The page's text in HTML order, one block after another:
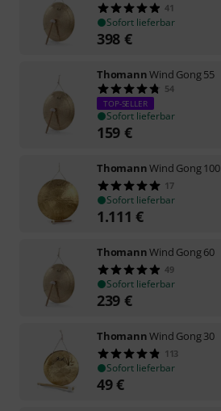
41
Sofort lieferbar
398 €
ThomannWind Gong 55
54
TOP-SELLER
Sofort lieferbar
159 €
ThomannWind Gong 100
17
Sofort lieferbar
1.111 €
ThomannWind Gong 60
49
Sofort lieferbar
239 €
ThomannWind Gong 30
113
Sofort lieferbar
49€